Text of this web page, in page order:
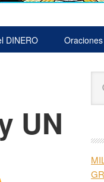
DINERO
UN